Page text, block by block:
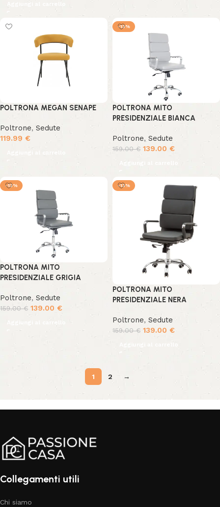
Aggiungi al carrello
POLTRONA MEGAN SENAPE
Poltrone, Sedute
119.99 €
-13%
POLTRONA MITO
PRESIDENZIALE BIANCA
Poltrone, Sedute
159.00€ 139.00 €
Aggiungi al carrello
-13%
POLTRONA MITO
PRESIDENZIALE GRIGIA
Poltrone, Sedute
159.00€ 139.00 €
Aggiungi al carrello
-13%
POLTRONA MITO
PRESIDENZIALE NERA
Poltrone, Sedute
159.00€ 139.00 €
Aggiungi al carrello
1 2 →
Collegamenti utili
Chi siamo